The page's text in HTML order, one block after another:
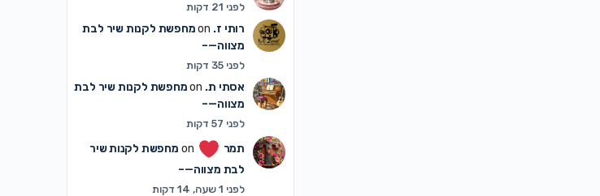
לפני 21 דקות
רותי ז.
מחפשת לקנות שיר לבת
מצווה—–
לפני 35 דקות
אסתי ת.
מחפשת לקנות שיר לבת
מצווה—–
לפני 57 דקות
תמר
מחפשת לקנות שיר
לבת מצווה—–
לפני 1 שעה, 14 דקות